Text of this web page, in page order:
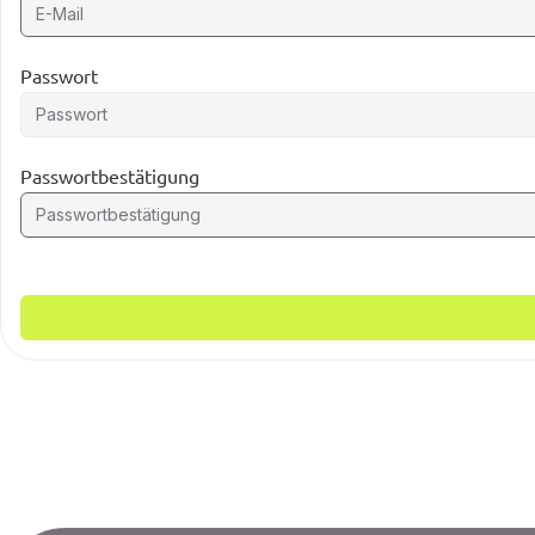
Passwort
Passwortbestätigung